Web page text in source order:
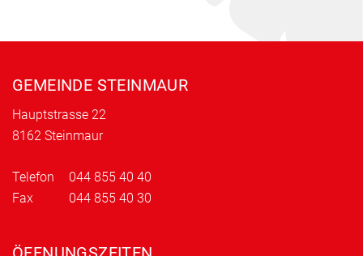
Fusszeile
GEMEINDE STEINMAUR
Hauptstrasse 22
8162 Steinmaur
Telefon
044 855 40 40
Fax
044 855 40 30